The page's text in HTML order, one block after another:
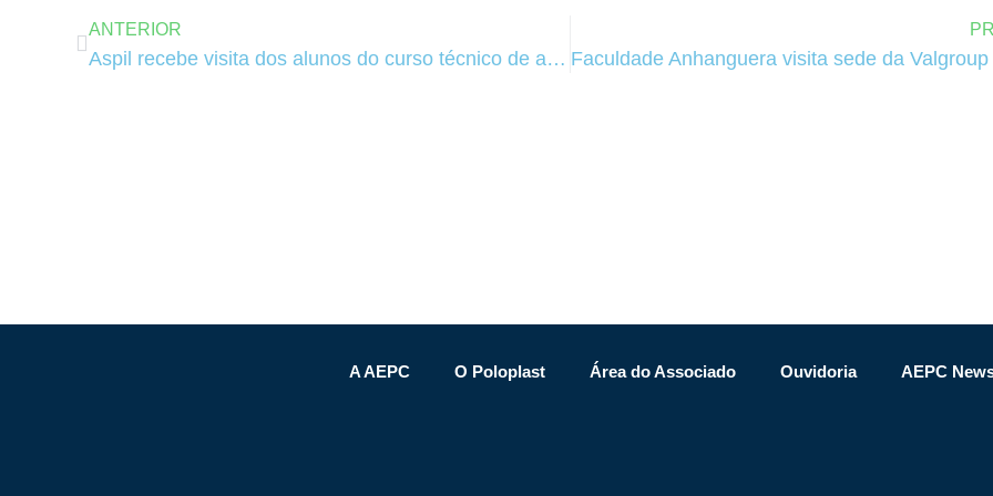
ANTERIOR
Aspil recebe visita dos alunos do curso técnico de administração do Grau Técnico.
A AEPC O Poloplast Área do Associado Ouvidoria AEPC